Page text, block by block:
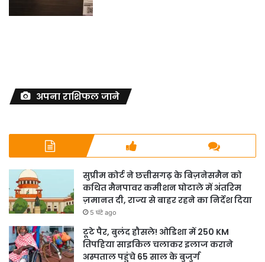
अपना राशिफल जाने
सुप्रीम कोर्ट ने छत्तीसगढ़ के बिज़नेसमैन को
कथित मैनपावर कमीशन घोटाले में अंतरिम
ज़मानत दी, राज्य से बाहर रहने का निर्देश दिया
5 घंटे ago
टूटे पैर, बुलंद हौसले! ओडिशा में 250 KM
तिपहिया साइकिल चलाकर इलाज कराने
अस्पताल पहुंचे 65 साल के बुजुर्ग